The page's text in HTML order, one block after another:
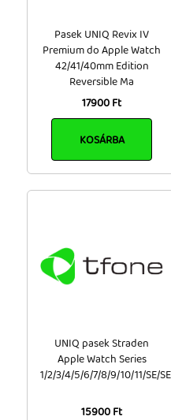
Pasek UNIQ Revix IV
Premium do Apple Watch
42/41/40mm Edition
Reversible Ma
17900 Ft
KOSÁRBA
UNIQ pasek Straden
Apple Watch Series
1/2/3/4/5/6/7/8/9/10/11/SE/
15900 Ft